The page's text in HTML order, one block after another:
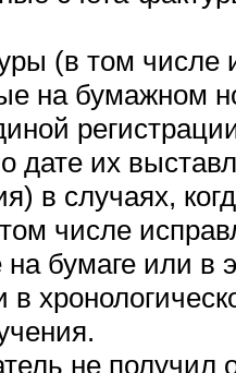
(в том числе
на бумажном
дате их
в случаях,
числе
бумаге или в
в
не получил